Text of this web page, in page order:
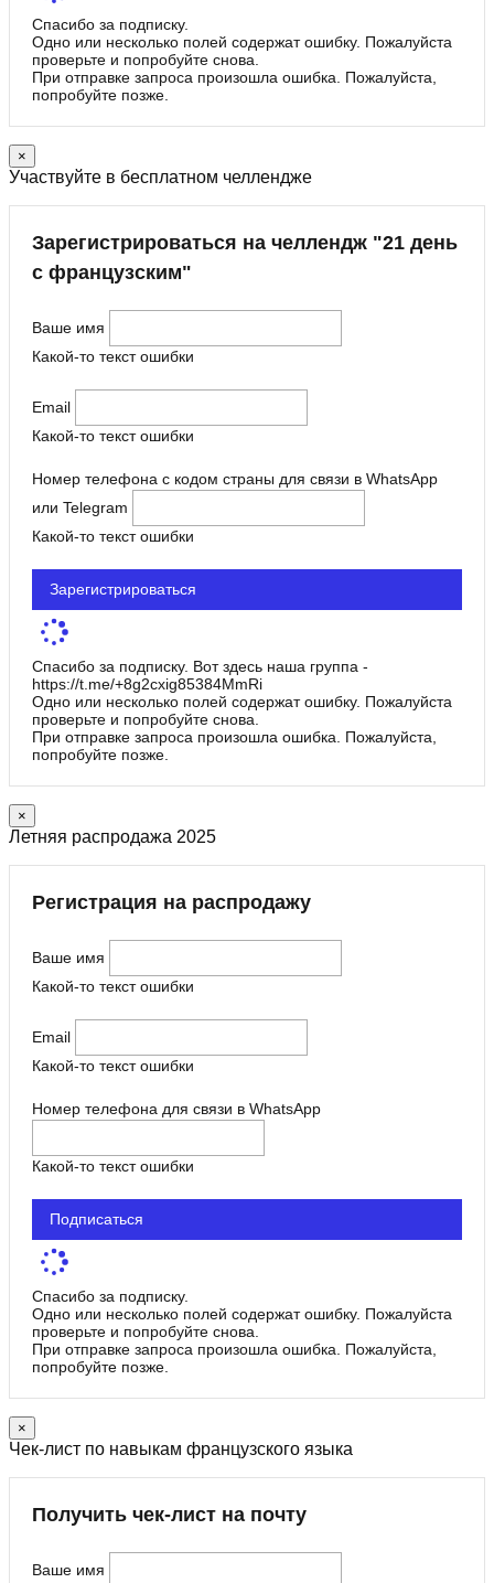
Спасибо за подписку.
Одно или несколько полей содержат ошибку. Пожалуйста
проверьте и попробуйте снова.
При отправке запроса произошла ошибка. Пожалуйста,
попробуйте позже.
×
Участвуйте в бесплатном челлендже
Зарегистрироваться на челлендж "21 день
с французским"
Ваше имя
Какой-то текст ошибки
Email
Какой-то текст ошибки
Номер телефона с кодом страны для связи в WhatsApp
или Telegram
Какой-то текст ошибки
Зарегистрироваться
Спасибо за подписку. Вот здесь наша группа -
https://t.me/+8g2cxig85384MmRi
Одно или несколько полей содержат ошибку. Пожалуйста
проверьте и попробуйте снова.
При отправке запроса произошла ошибка. Пожалуйста,
попробуйте позже.
×
Летняя распродажа 2025
Регистрация на распродажу
Ваше имя
Какой-то текст ошибки
Email
Какой-то текст ошибки
Номер телефона для связи в WhatsApp
Какой-то текст ошибки
Подписаться
Спасибо за подписку.
Одно или несколько полей содержат ошибку. Пожалуйста
проверьте и попробуйте снова.
При отправке запроса произошла ошибка. Пожалуйста,
попробуйте позже.
×
Чек-лист по навыкам французского языка
Получить чек-лист на почту
Ваше имя